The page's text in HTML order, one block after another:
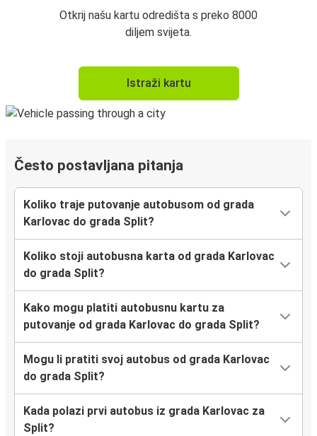
Otkrij našu kartu odredišta s preko 8000
diljem svijeta.
Istraži kartu
Često postavljana pitanja
Koliko traje putovanje autobusom od grada
Karlovac do grada Split?
Koliko stoji autobusna karta od grada Karlovac
do grada Split?
Kako mogu platiti autobusnu kartu za
putovanje od grada Karlovac do grada Split?
Mogu li pratiti svoj autobus od grada Karlovac
do grada Split?
Kada polazi prvi autobus iz grada Karlovac za
Split?